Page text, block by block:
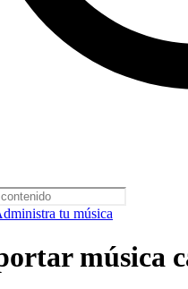
tu música
música